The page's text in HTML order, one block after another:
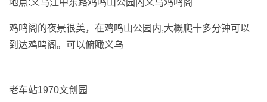
地点:义乌江中东路鸡鸣山公园内义乌鸡鸣阁
鸡鸣阁的夜景很美，在鸡鸣山公园内,大概爬十多分钟可以
到达鸡鸣阁。可以俯瞰义乌
老车站1970文创园